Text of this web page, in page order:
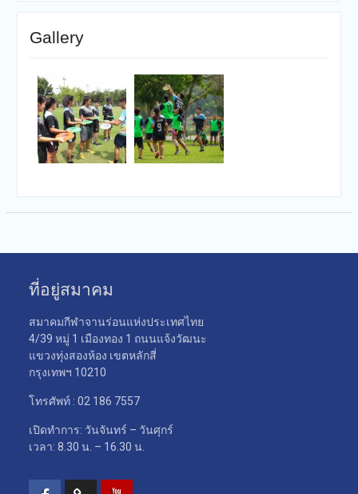
Gallery
ที่อยู่สมาคม
สมาคมกีฬาจานร่อนแห่งประเทศไทย
4/39 หมู่ 1 เมืองทอง 1 ถนนแจ้งวัฒนะ
แขวงทุ่งสองห้อง เขตหลักสี่
กรุงเทพฯ 10210
โทรศัพท์ : 02 186 7557
เปิดทำการ: วันจันทร์ – วันศุกร์
เวลา: 8.30 น. – 16.30 น.